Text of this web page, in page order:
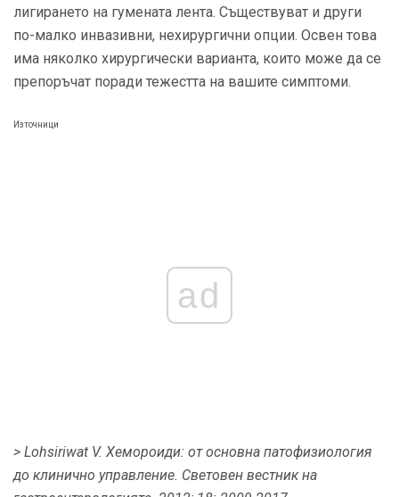
лигирането на гумената лента. Съществуват и други
по-малко инвазивни, нехирургични опции. Освен това
има няколко хирургически варианта, които може да се
препоръчат поради тежестта на вашите симптоми.
Източници
ad
> Lohsiriwat V. Хемороиди: от основна патофизиология
до клинично управление. Световен вестник на